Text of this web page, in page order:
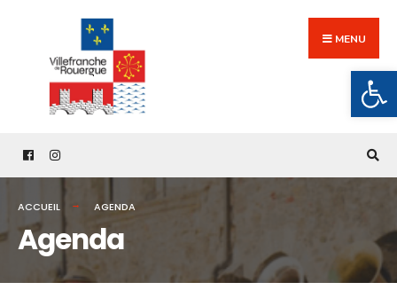
content
MENU
ACCUEIL AGENDA
Agenda